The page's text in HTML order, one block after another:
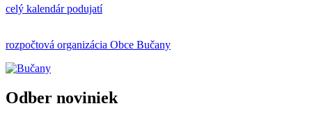
celý kalendár podujatí
rozpočtová organizácia Obce Bučany
Odber noviniek